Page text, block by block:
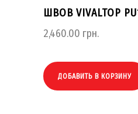
ШВОВ VIVALTOP
2,460.00 грн.
ДОБАВИТЬ В КОРЗИНУ